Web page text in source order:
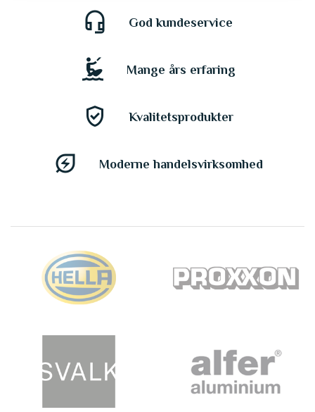
headset_mic God kundeservice
kitesurfing Mange års erfaring
gpp_good Kvalitetsprodukter
energy_savings_leaf Moderne handelsvirksomhed